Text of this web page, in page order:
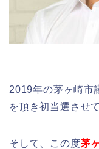
2019年の茅ヶ崎市
を頂き初当選させ
そして、この度茅